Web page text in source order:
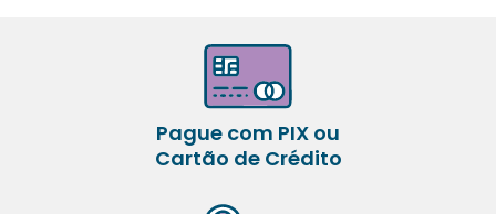
Pague com PIX ou
Cartão de Crédito